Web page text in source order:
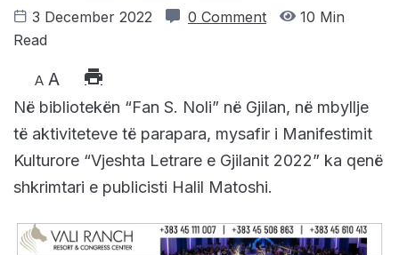
3 December 2022 0 Comment
10 Min
Read
A A
Në bibliotekën “Fan S. Noli” në Gjilan, në mbyllje
të aktiviteteve të parapara, mysafir i Manifestimit
Kulturore “Vjeshta Letrare e Gjilanit 2022” ka qenë
shkrimtari e publicisti Halil Matoshi.